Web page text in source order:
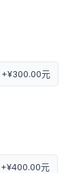
+¥300.00元
+¥400.00元